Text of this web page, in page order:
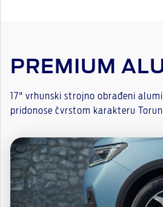
PREMIUM
17" vrhunski strojno obrađeni
pridonose čvrstom karakteru